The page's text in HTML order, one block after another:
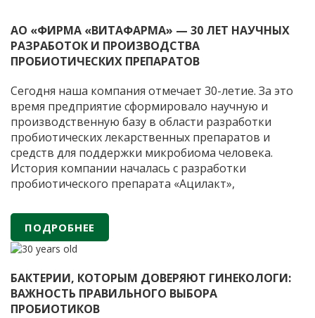
АО «ФИРМА «ВИТАФАРМА» — 30 ЛЕТ НАУЧНЫХ
РАЗРАБОТОК И ПРОИЗВОДСТВА
ПРОБИОТИЧЕСКИХ ПРЕПАРАТОВ
Сегодня наша компания отмечает 30-летие. За это
время предприятие сформировало научную и
производственную базу в области разработки
пробиотических лекарственных препаратов и
средств для поддержки микробиома человека.
История компании началась с разработки
пробиотического препарата «Ацилакт»,
восстановления и поддержания естественного
баланса микрофлоры. Препарат был создан на
основе научных исследований Института
«ФИРМА
«ВИТАФАРМА»
ПОДРОБНЕЕ
БАКТЕРИИ, КОТОРЫМ ДОВЕРЯЮТ ГИНЕКОЛОГИ:
ВАЖНОСТЬ ПРАВИЛЬНОГО ВЫБОРА
ПРОБИОТИКОВ